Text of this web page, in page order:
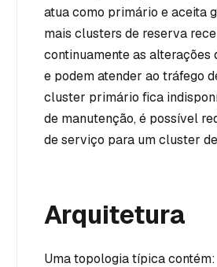
atua como primário e aceita
mais clusters de reserva
continuamente as
e podem atender ao tráfego
cluster primário fica
de manutenção, é possível
de serviço para um cluster
Arquitetura
Uma topologia típica contém: